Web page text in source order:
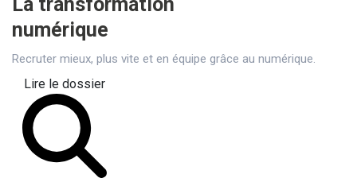
numérique
Recruter mieux, plus vite et en équipe grâce au numérique.
Lire le dossier